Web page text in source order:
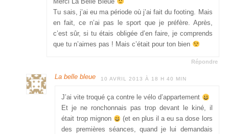
Merci La Belle Bleue
Tu sais, j’ai eu ma période où j’ai fait du footing. Mais
en fait, ce n’ai pas le sport que je préfère. Après,
c’est sûr, si tu étais obligée d’en faire, je comprends
que tu n’aimes pas ! Mais c’était pour ton bien
Répondre
La belle bleue 10 AVRIL 2013 À 18 H 40 MIN
J’ai vite troqué ça contre le vélo d’appartement
Et je ne ronchonnais pas trop devant le kiné, il
était trop mignon
(et en plus il a eu sa dose lors
des premières séances, quand je lui demandais